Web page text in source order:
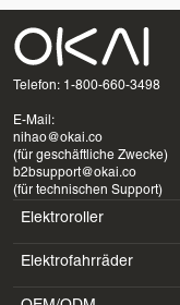
Telefon: 1-800-660-3498
E-Mail:
nihao@okai.co
(für geschäftliche Zwecke)
b2bsupport@okai.co
(für technischen Support)
Elektroroller
ES400A
Elektrofahrräder